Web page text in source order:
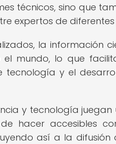
técnicos, sino que
expertos de
la información
mundo, lo que
y el
y tecnología
hacer accesibles
así a la difusión